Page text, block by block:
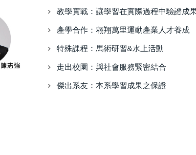
教學實戰：讓學習在實際過程中驗證成
產學合作：翱翔萬里運動產業人才養成
特殊課程：馬術研習&水上活動
走出校園：與社會服務緊密結合
傑出系友：本系學習成果之保證